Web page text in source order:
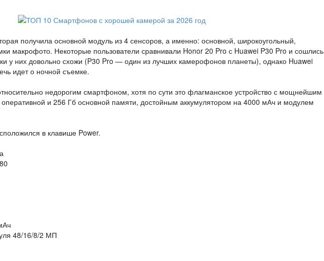
получила основной модуль из 4 сенсоров, а именно: основной, широкоугольный,
макрофото. Некоторые пользователи сравнивали Honor 20 Pro с Huawei P30 Pro и сошлись
у них довольно схожи (P30 Pro — один из лучших камерофонов планеты), однако Huawei
идет о ночной съемке.
недорогим смартфоном, хотя по сути это флагманское устройство с мощнейшим
и 256 Гб основной памяти, достойным аккумулятором на 4000 мАч и модулем
в клавише Power.
48/16/8/2 МП